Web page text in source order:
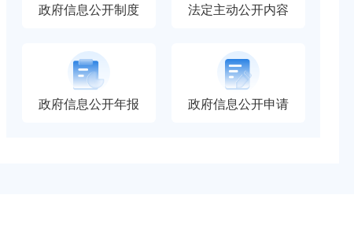
视频解读 | 快速看懂福建养老机构收费新规要点，守护爸妈养老
《福建省养老机构预收费监管办法》政策解读
《福建省支持养老服务机构发展专项业务管理办法》政策解读
政府信息公开制度 法定主动公开内容
政府信息公开年报 政府信息公开申请